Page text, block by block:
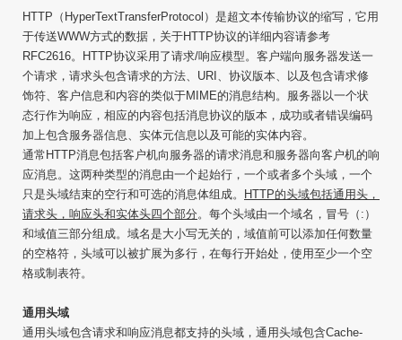
HTTP（HyperTextTransferProtocol）是超文本传输协议的缩写，它用
于传送WWW方式的数据，关于HTTP协议的详细内容请参考
RFC2616。HTTP协议采用了请求/响应模型。客户端向服务器发送一
个请求，请求头包含请求的方法、URI、协议版本、以及包含请求修
饰符、客户信息和内容的类似于MIME的消息结构。服务器以一个状
态行作为响应，相应的内容包括消息协议的版本，成功或者错误编码
加上包含服务器信息、实体元信息以及可能的实体内容。
通常HTTP消息包括客户机向服务器的请求消息和服务器向客户机的响
应消息。这两种类型的消息由一个起始行，一个或者多个头域，一个
只是头域结束的空行和可选的消息体组成。
HTTP的头域包括通用头，
请求头，响应头和实体头四个部分。每个头域由一个域名，冒号（:）
和域值三部分组成。域名是大小写无关的，域值前可以添加任何数量
的空格符，头域可以被扩展为多行，在每行开始处，使用至少一个空
格或制表符。
通用头域
通用头域包含请求和响应消息都支持的头域，通用头域包含Cache-